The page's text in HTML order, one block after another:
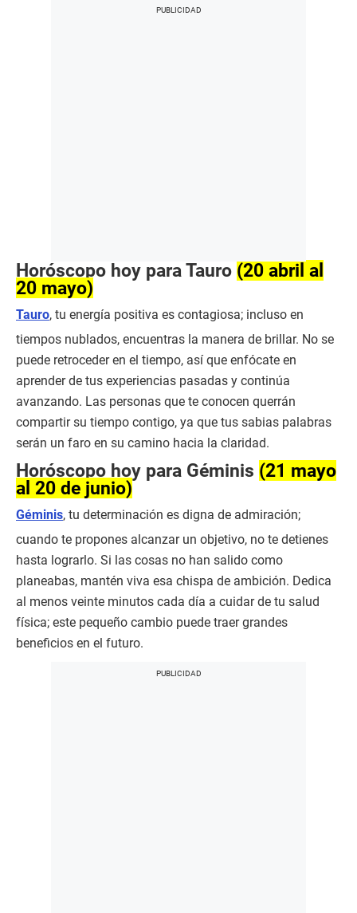
Horóscopo hoy para Tauro (20 abril al
20 mayo)
Tauro, tu energía positiva es contagiosa; incluso en
tiempos nublados, encuentras la manera de brillar. No se
puede retroceder en el tiempo, así que enfócate en
aprender de tus experiencias pasadas y continúa
avanzando. Las personas que te conocen querrán
compartir su tiempo contigo, ya que tus sabias palabras
serán un faro en su camino hacia la claridad.
Horóscopo hoy para Géminis (21 mayo
al 20 de junio)
Géminis, tu determinación es digna de admiración;
cuando te propones alcanzar un objetivo, no te detienes
hasta lograrlo. Si las cosas no han salido como
planeabas, mantén viva esa chispa de ambición. Dedica
al menos veinte minutos cada día a cuidar de tu salud
física; este pequeño cambio puede traer grandes
beneficios en el futuro.